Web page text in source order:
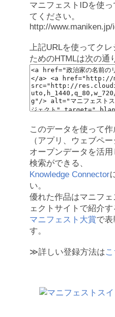
マニフェストIDを使
てください。
http://www.maniken.jp/
上記URLを使ってク
ためのHTMLは次の通
このデータを使って
（アプリ、ウェブペー
オープンデータを活用
検索ができる、
Knowledge Connector
い。
優れた作品はマニフ
ェクトサイトで紹介す
マニフェスト大賞で表
す。
≫詳しい登録方法は